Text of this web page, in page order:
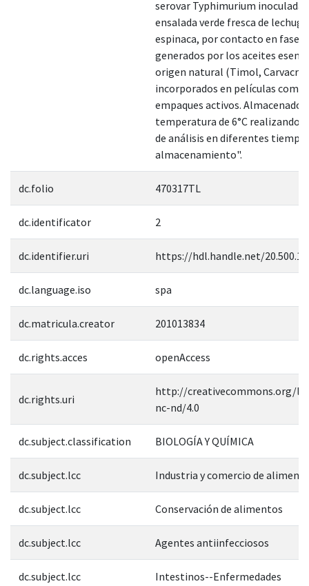
serovar Typhimurium inoculada
ensalada verde fresca de
espinaca, por contacto en fase
generados por los aceites
origen natural (Timol,
incorporados en películas
empaques activos. Almacenados
temperatura de 6°C realizando
de análisis en diferentes
almacenamiento".
dc.folio 470317TL
dc.identificator 2
dc.identifier.uri https://hdl.handle.net/
dc.language.iso spa
dc.matricula.creator 201013834
dc.rights.acces openAccess
dc.rights.uri
http://creativecommons.org/
nc-nd/4.0
dc.subject.classification BIOLOGÍA Y QUÍMICA
dc.subject.lcc Industria y comercio de
dc.subject.lcc Conservación de alimentos
dc.subject.lcc Agentes antiinfecciosos
dc.subject.lcc Intestinos--Enfermedades